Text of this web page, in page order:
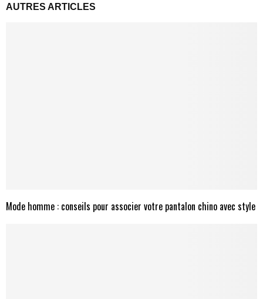
AUTRES ARTICLES
Mode homme : conseils pour associer votre pantalon chino avec style